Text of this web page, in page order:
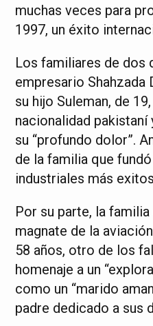
muchas veces para
1997, un éxito
Los familiares de dos
empresario Shahzada
su hijo Suleman, de
nacionalidad
su “profundo dolor”.
de la familia que
industriales más
Por su parte, la
magnate de la
58 años, otro de los
homenaje a un
como un “marido
padre dedicado a sus